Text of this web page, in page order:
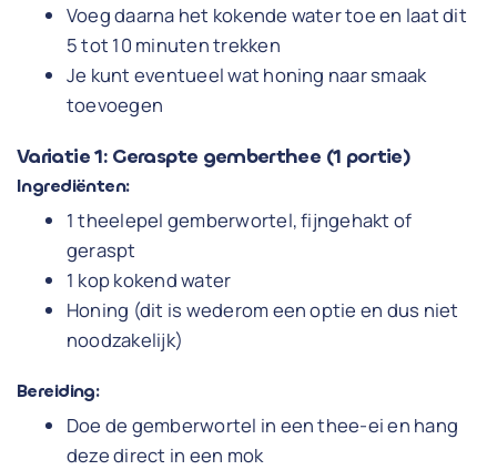
Voeg daarna het kokende water toe en laat dit
5 tot 10 minuten trekken
Je kunt eventueel wat honing naar smaak
toevoegen
Variatie 1: Geraspte gemberthee (1 portie)
Ingrediënten:
1 theelepel gemberwortel, fijngehakt of
geraspt
1 kop kokend water
Honing (dit is wederom een optie en dus niet
noodzakelijk)
Bereiding:
Doe de gemberwortel in een thee-ei en hang
deze direct in een mok